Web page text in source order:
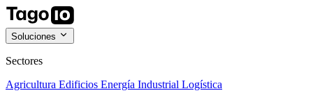
Soluciones
Sectores
Agricultura Edificios Energía Industrial Logística